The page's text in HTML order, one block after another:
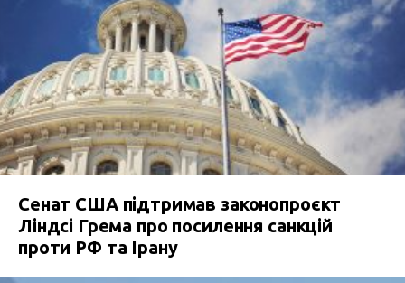
Сенат США підтримав законопроєкт
Ліндсі Грема про посилення санкцій
проти РФ та Ірану